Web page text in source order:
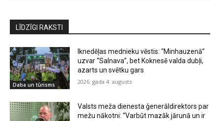
LĪDZĪGI RAKSTI
Daba un tūrisms
Iknedēļas mednieku vēstis: “Minhauzenā”
uzvar “Salnava”, bet Koknesē valda dubļi,
azarts un svētku gars
2026. gada 4. augusts
Valsts meža dienesta ģenerāldirektors par
mežu nākotni: “Varbūt mazāk jārunā un ir